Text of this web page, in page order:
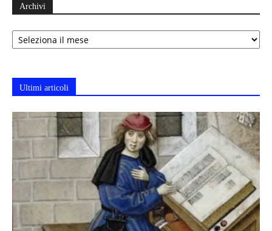
Archivi
Archivi
Ultimi articoli